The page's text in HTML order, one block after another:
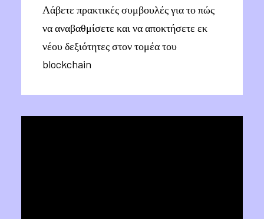
Λάβετε πρακτικές συμβουλές για το πώς
να αναβαθμίσετε και να αποκτήσετε εκ
νέου δεξιότητες στον τομέα του
blockchain